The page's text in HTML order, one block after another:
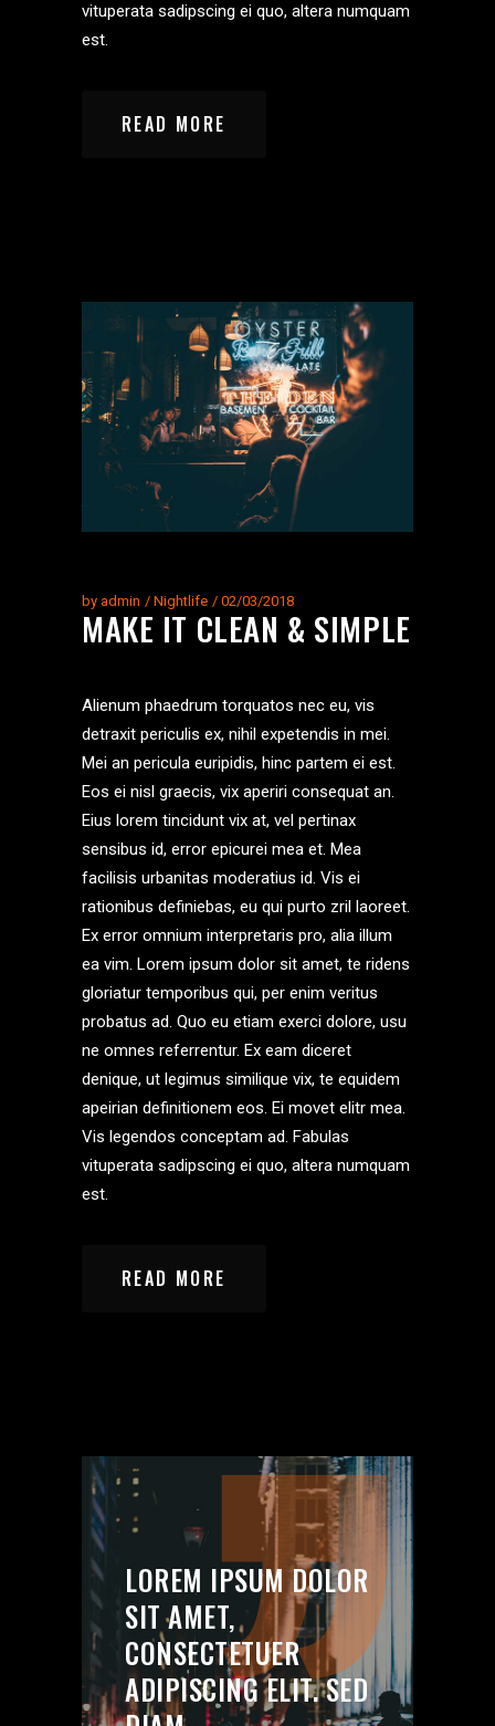
vituperata sadipscing ei quo, altera numquam
est.
READ MORE
by admin Nightlife 02/03/2018
MAKE IT CLEAN & SIMPLE
Alienum phaedrum torquatos nec eu, vis
detraxit periculis ex, nihil expetendis in mei.
Mei an pericula euripidis, hinc partem ei est.
Eos ei nisl graecis, vix aperiri consequat an.
Eius lorem tincidunt vix at, vel pertinax
sensibus id, error epicurei mea et. Mea
facilisis urbanitas moderatius id. Vis ei
rationibus definiebas, eu qui purto zril laoreet.
Ex error omnium interpretaris pro, alia illum
ea vim. Lorem ipsum dolor sit amet, te ridens
gloriatur temporibus qui, per enim veritus
probatus ad. Quo eu etiam exerci dolore, usu
ne omnes referrentur. Ex eam diceret
denique, ut legimus similique vix, te equidem
apeirian definitionem eos. Ei movet elitr mea.
Vis legendos conceptam ad. Fabulas
vituperata sadipscing ei quo, altera numquam
est.
READ MORE
LOREM IPSUM DOLOR
SIT AMET,
CONSECTETUER
ADIPISCING ELIT. SED